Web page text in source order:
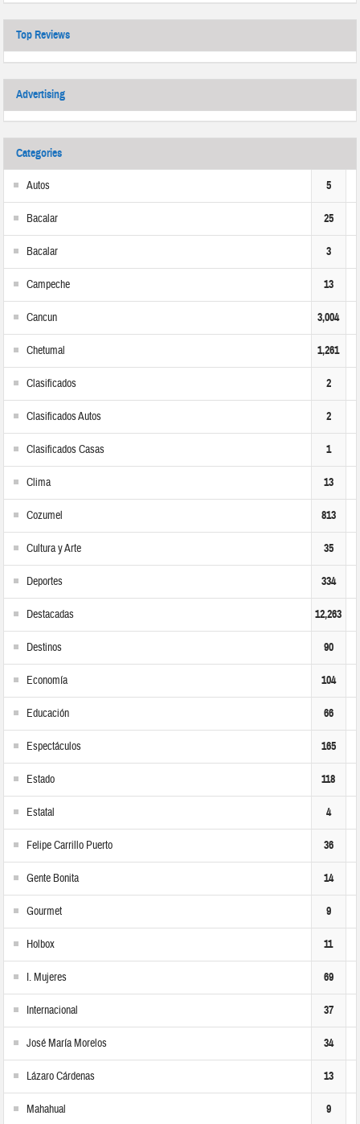
Top Reviews
Advertising
Categories
Autos 5
Bacalar 25
Bacalar 3
Campeche 13
Cancun 3,004
Chetumal 1,261
Clasificados 2
Clasificados Autos 2
Clasificados Casas 1
Clima 13
Cozumel 813
Cultura y Arte 35
Deportes 334
Destacadas 12,263
Destinos 90
Economía 104
Educación 66
Espectáculos 165
Estado 118
Estatal 4
Felipe Carrillo Puerto 36
Gente Bonita 14
Gourmet 9
Holbox 11
I. Mujeres 69
Internacional 37
José María Morelos 34
Lázaro Cárdenas 13
Mahahual 9